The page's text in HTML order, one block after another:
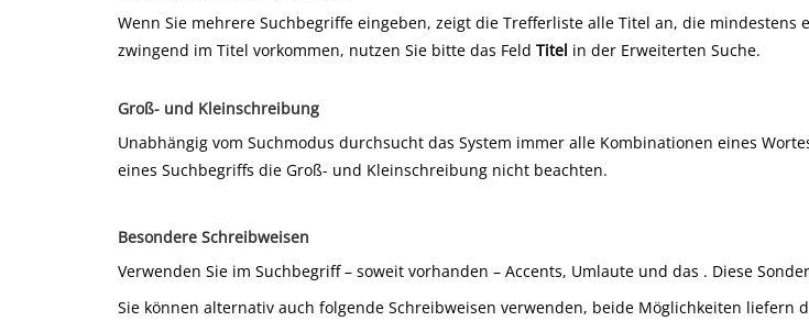
Wenn Sie mehrere Suchbegriffe eingeben, zeigt die Trefferliste alle Titel an, die
zwingend im Titel vorkommen, nutzen Sie bitte das Feld Titel in der Erweiterten Suche.
Groß- und Kleinschreibung
Unabhängig vom Suchmodus durchsucht das System immer alle Kombinationen eines
eines Suchbegriffs die Groß- und Kleinschreibung nicht beachten.
Besondere Schreibweisen
Verwenden Sie im Suchbegriff – soweit vorhanden – Accents, Umlaute und das . Diese
Sie können alternativ auch folgende Schreibweisen verwenden, beide Möglichkeiten liefern